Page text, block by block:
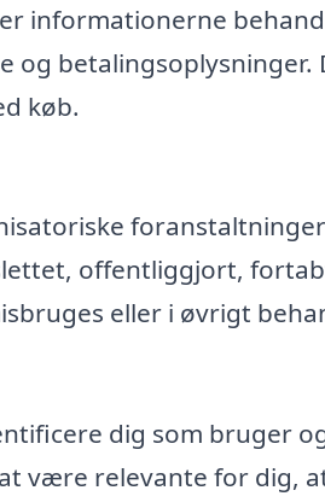
informationerne
og
køb.
offentliggjort,
eller i øvrigt
dig som bruger
være relevante for dig,